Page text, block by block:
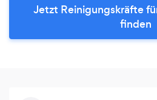
Jetzt Reinigungskräfte
finden